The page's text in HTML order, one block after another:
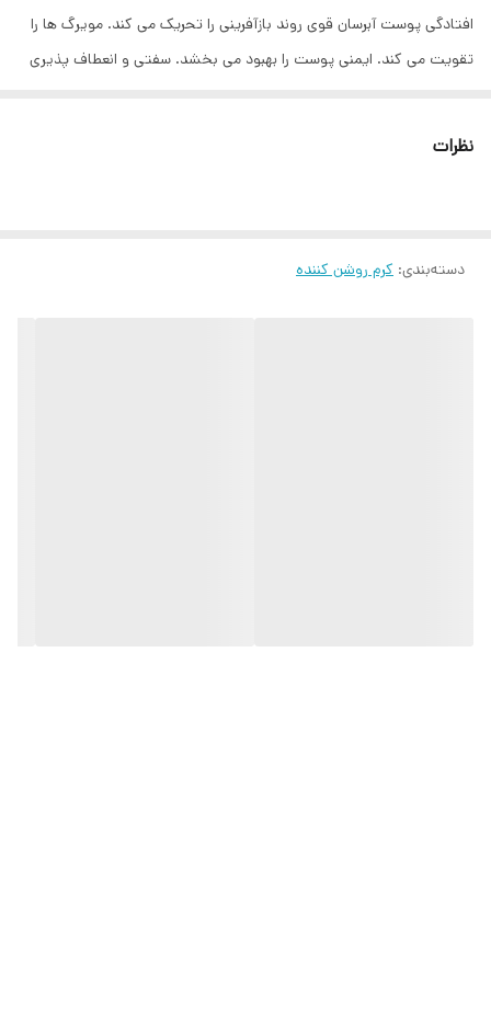
افتادگی پوست آبرسان قوی روند بازآفرینی را تحریک می کند. مویرگ ها را
تقویت می کند. ایمنی پوست را بهبود می بخشد. سفتی و انعطاف پذیری
نظرات
دسته‌بندی: کرم روشن کننده